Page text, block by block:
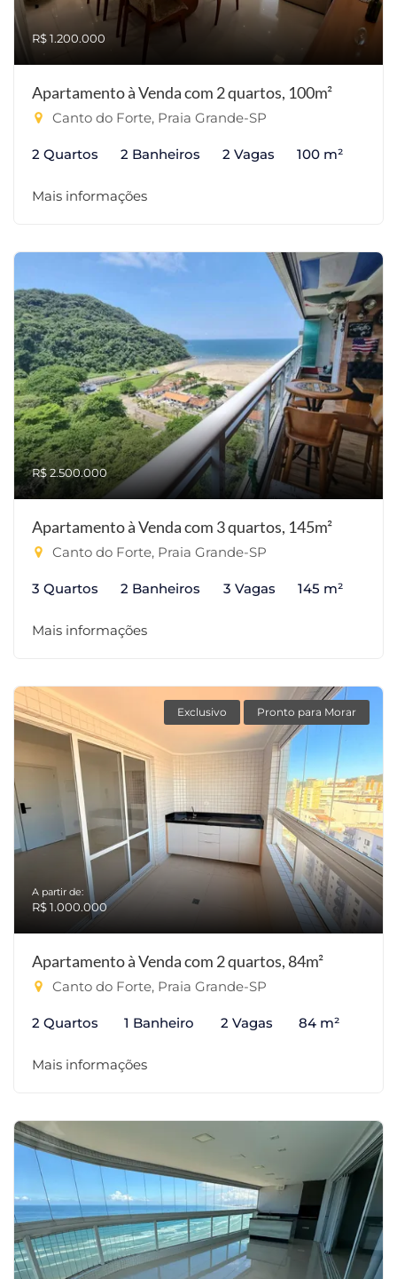
R$ 1.200.000
Apartamento à Venda com 2 quartos, 100m²
Canto do Forte, Praia Grande-SP
2 Quartos 2 Banheiros 2 Vagas 100 m²
Mais informações
R$ 2.500.000
Apartamento à Venda com 3 quartos, 145m²
Canto do Forte, Praia Grande-SP
3 Quartos 2 Banheiros 3 Vagas 145 m²
Mais informações
Exclusivo Pronto para Morar
A partir de:
R$ 1.000.000
Apartamento à Venda com 2 quartos, 84m²
Canto do Forte, Praia Grande-SP
2 Quartos 1 Banheiro 2 Vagas 84 m²
Mais informações